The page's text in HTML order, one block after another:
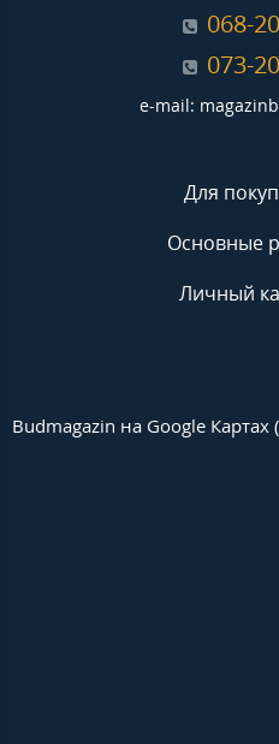
068-
073-
e-mail:
Для
Основные
Личный
Budmagazin на Google Картах